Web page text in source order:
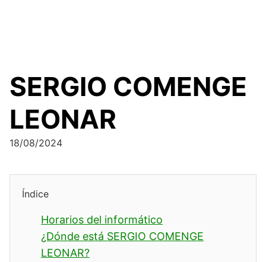
SERGIO COMENGE
LEONAR
18/08/2024
Índice
Horarios del informático
¿Dónde está SERGIO COMENGE
LEONAR?